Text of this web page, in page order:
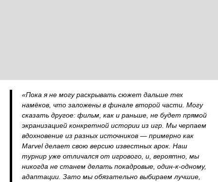
«Пока я не могу раскрывать сюжет дальше тех
намёков, что заложены в финале второй части. Могу
сказать другое: фильм, как и раньше, не будет прямой
экранизацией конкретной истории из игр. Мы черпаем
вдохновение из разных источников — примерно как
Marvel делает свою версию известных арок. Наш
турнир уже отличался от игрового, и, вероятно, мы
никогда не станем делать покадровые, один‑к‑одному,
адаптации. Зато мы обязательно выбираем лучшие,